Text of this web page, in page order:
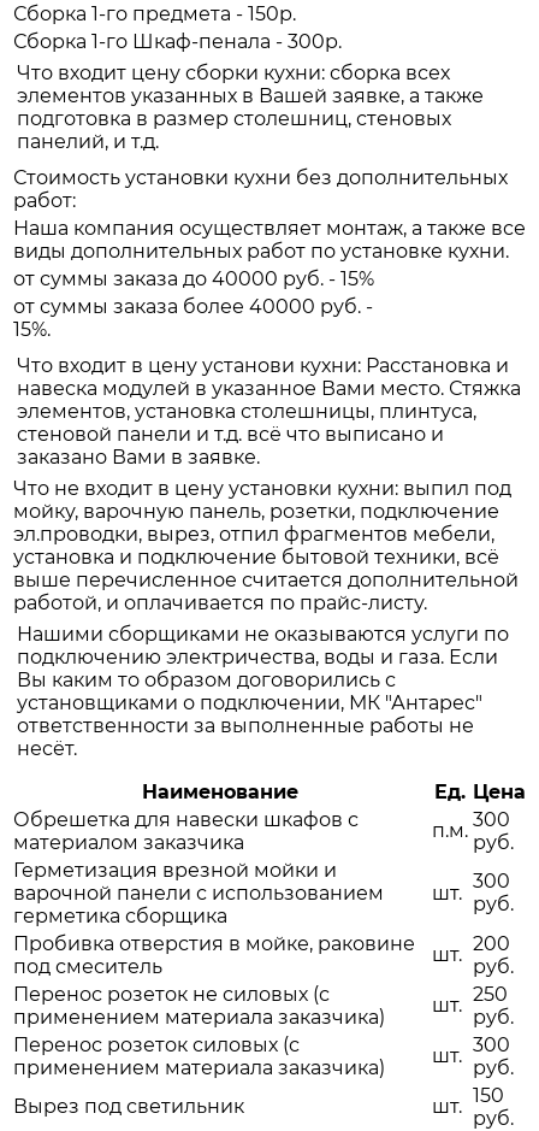
Сборка 1-го предмета - 150р.
Сборка 1-го Шкаф-пенала - 300р.
Что входит цену сборки кухни: сборка всех
элементов указанных в Вашей заявке, а также
подготовка в размер столешниц, стеновых
панелий, и т.д.
Стоимость установки кухни без дополнительных
работ:
Наша компания осуществляет монтаж, а также все
виды дополнительных работ по установке кухни.
от суммы заказа до 40000 руб. - 15%
от суммы заказа более 40000 руб. -
15%.
Что входит в цену установи кухни: Расстановка и
навеска модулей в указанное Вами место. Стяжка
элементов, установка столешницы, плинтуса,
стеновой панели и т.д. всё что выписано и
заказано Вами в заявке.
Что не входит в цену установки кухни: выпил под
мойку, варочную панель, розетки, подключение
эл.проводки, вырез, отпил фрагментов мебели,
установка и подключение бытовой техники, всё
выше перечисленное считается дополнительной
работой, и оплачивается по прайс-листу.
Нашими сборщиками не оказываются услуги по
подключению электричества, воды и газа. Если
Вы каким то образом договорились с
установщиками о подключении, МК "Антарес"
ответственности за выполненные работы не
несёт.
Наименование
Ед. Цена
Обрешетка для навески шкафов с
материалом заказчика
п.м. 300
руб.
Герметизация врезной мойки и
варочной панели с использованием
герметика сборщика
шт.
300
руб.
Пробивка отверстия в мойке, раковине
под смеситель
шт. 200
руб.
Перенос розеток не силовых (с
применением материала заказчика)
шт. 250
руб.
Перенос розеток силовых (с
применением материала заказчика)
шт. 300
руб.
Вырез под светильник
шт. 150
руб.